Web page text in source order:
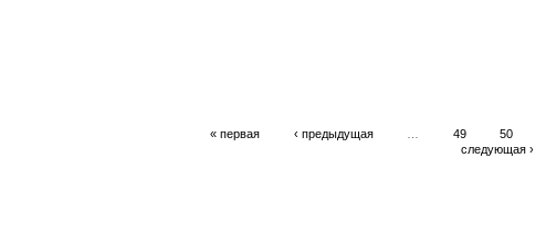
« первая
‹ предыдущая 49 50
следующая ›